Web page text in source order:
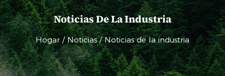
Noticias De La Industria
Hogar/Noticias/Noticias de la industria